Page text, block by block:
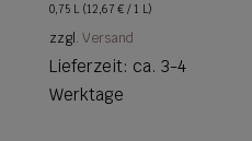
0,75 L (12,67€/ 1 L)
zzgl. Versand
Lieferzeit: ca. 3-4
Werktage